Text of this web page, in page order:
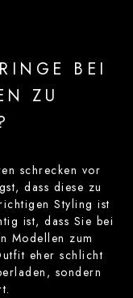
BEI
ZU
schrecken vor
dass diese zu
Styling ist
ist, dass Sie bei
Modellen zum
eher schlicht
sondern